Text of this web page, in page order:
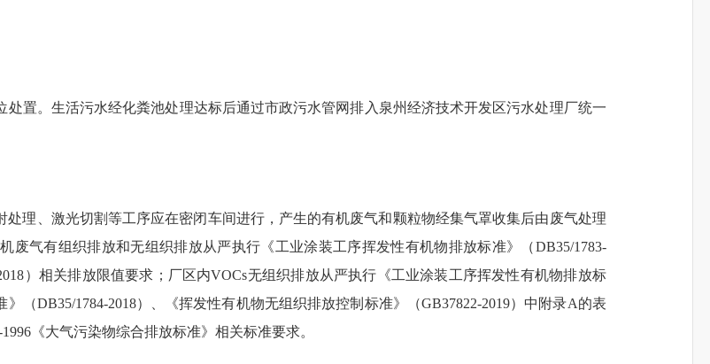
置。生活污水经化粪池处理达标后通过市政污水管网排入泉州经济技术开发区污水处理厂统一
理、激光切割等工序应在密闭车间进行，产生的有机废气和颗粒物经集气罩收集后由废气处理
废气有组织排放和无组织排放从严执行《工业涂装工序挥发性有机物排放标准》（DB35/1783-
）相关排放限值要求；厂区内VOCs无组织排放从严执行《工业涂装工序挥发性有机物排放标
（DB35/1784-2018）、
《挥发性有机物无组织排放控制标准》（GB37822-2019）中附录A的表
1996《大气污染物综合排放标准》相关标准要求。